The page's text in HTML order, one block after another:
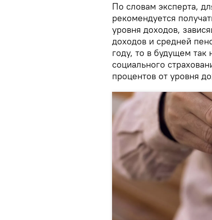
По словам эксперта,
рекомендуется
уровня доходов,
доходов и средней
году, то в будущем так
социального
процентов от уровня